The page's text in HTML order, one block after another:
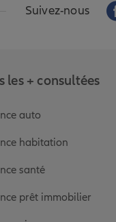
Suivez-nous
les + consultées
auto
habitation
santé
prêt immobilier